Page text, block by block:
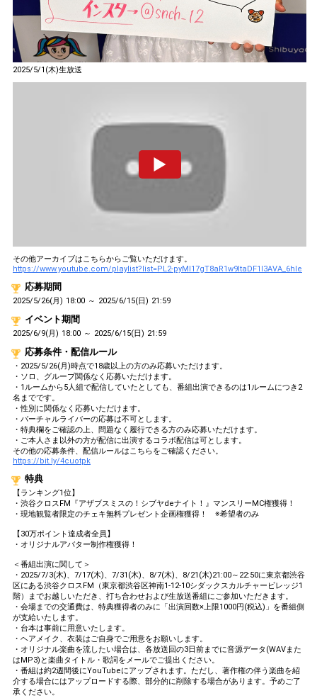
2025/5/1(木)生放送
その他アーカイブはこちらからご覧いただけます。
https://www.youtube.com/playlist?list=PL2-pyMl17gT8aR1w9ItaDF1I3AVA_6hle
応募期間
2025/5/26(月) 18:00 ～ 2025/6/15(日) 21:59
イベント期間
2025/6/9(月) 18:00 ～ 2025/6/15(日) 21:59
応募条件・配信ルール
・2025/5/26(月)時点で18歳以上の方のみ応募いただけます。
・ソロ、グループ関係なく応募いただけます。
・1ルームから5人組で配信していたとしても、番組出演できるのは1ルームにつき2
名までです。
・性別に関係なく応募いただけます。
・バーチャルライバーの応募は不可とします。
・特典欄をご確認の上、問題なく履行できる方のみ応募いただけます。
・ご本人さま以外の方が配信に出演するコラボ配信は可とします。
その他の応募条件、配信ルールはこちらをご確認ください。
https://bit.ly/4cuotpk
特典
【ランキング1位】
・渋谷クロスFM『アザブスミスの！シブヤdeナイト！』マンスリーMC権獲得！
・現地観覧者限定のチェキ無料プレゼント企画権獲得！ ※希望者のみ
【30万ポイント達成者全員】
・オリジナルアバター制作権獲得！
＜番組出演に関して＞
・2025/7/3(木)、7/17(木)、7/31(木)、8/7(木)、8/21(木)21:00～22:50に東京都渋谷
区にある渋谷クロスFM（東京都渋谷区神南1-12-10シダックスカルチャービレッジ1
階）までお越しいただき、打ち合わせおよび生放送番組にご参加いただきます。
・会場までの交通費は、特典獲得者のみに「出演回数×上限1000円(税込)」を番組側
が支給いたします。
・台本は事前に用意いたします。
・ヘアメイク、衣装はご自身でご用意をお願いします。
・オリジナル楽曲を流したい場合は、各放送回の3日前までに音源データ(WAVまた
はMP3)と楽曲タイトル・歌詞をメールでご提出ください。
・番組は約2週間後にYouTubeにアップされます。ただし、著作権の伴う楽曲を紹
介する場合にはアップロードする際、部分的に削除する場合があります。予めご了
承ください。